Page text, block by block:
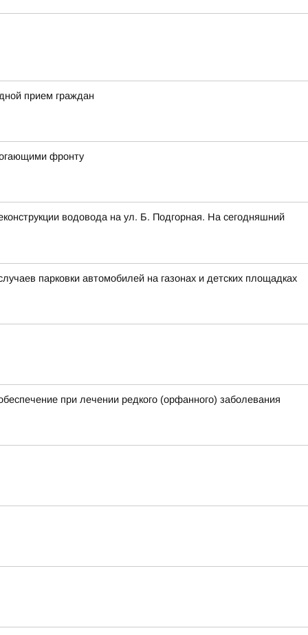
прием граждан
фронту
водовода на ул. Б. Подгорная. На сегодняшний
парковки автомобилей на газонах и детских площадках
при лечении редкого (орфанного) заболевания